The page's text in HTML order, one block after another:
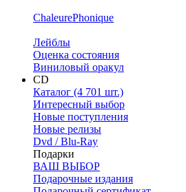
ChaleurePhonique
Лейблы
Оценка состояния
Виниловый оракул
CD
Каталог (4 701 шт.)
Интересный выбор
Новые поступления
Новые релизы
Dvd / Blu-Ray
Подарки
ВАШ ВЫБОР
Подарочные издания